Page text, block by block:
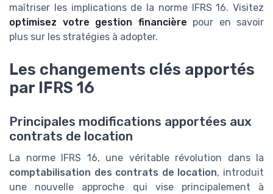
maîtriser les implications de la norme IFRS 16. Visitez
optimisez votre gestion financière pour en savoir
plus sur les stratégies à adopter.
Les changements clés apportés
par IFRS 16
Principales modifications apportées aux
contrats de location
La norme IFRS 16, une véritable révolution dans la
comptabilisation des contrats de location, introduit
une nouvelle approche qui vise principalement à